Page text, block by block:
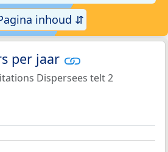
inhoud ⇵
per jaar
Dispersees telt 2